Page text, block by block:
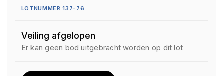
LOTNUMMER 137-76
Veiling afgelopen
Er kan geen bod uitgebracht worden op dit lot